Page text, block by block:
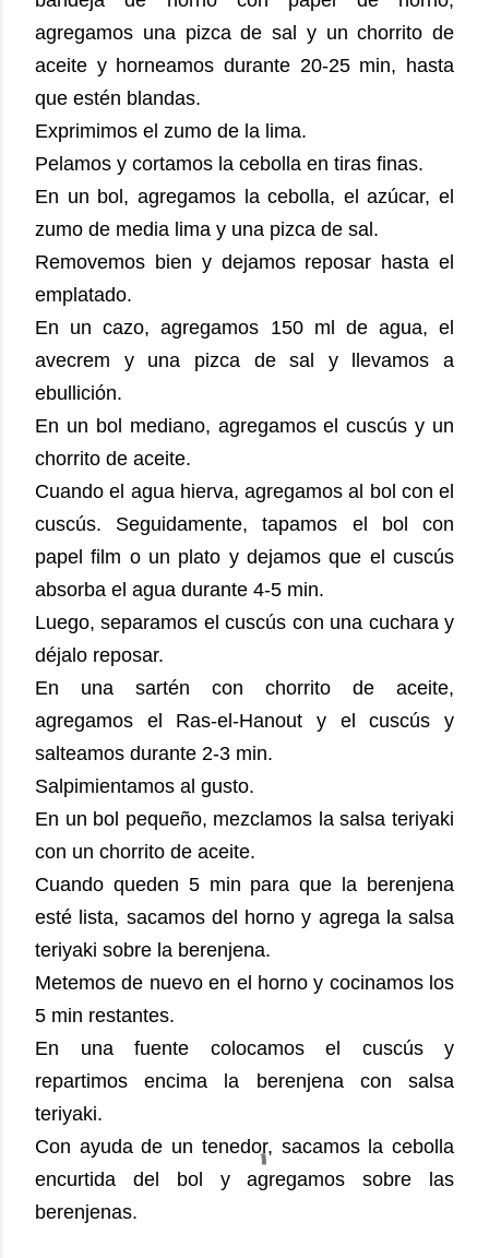
agregamos una pizca de sal y un chorrito de
aceite y horneamos durante 20-25 min, hasta
que estén blandas.
Exprimimos el zumo de la lima.
Pelamos y cortamos la cebolla en tiras finas.
En un bol, agregamos la cebolla, el azúcar, el
zumo de media lima y una pizca de sal.
Removemos bien y dejamos reposar hasta el
emplatado.
En un cazo, agregamos 150 ml de agua, el
avecrem y una pizca de sal y llevamos a
ebullición.
En un bol mediano, agregamos el cuscús y un
chorrito de aceite.
Cuando el agua hierva, agregamos al bol con el
cuscús. Seguidamente, tapamos el bol con
papel film o un plato y dejamos que el cuscús
absorba el agua durante 4-5 min.
Luego, separamos el cuscús con una cuchara y
déjalo reposar.
En una sartén con chorrito de aceite,
agregamos el Ras-el-Hanout y el cuscús y
salteamos durante 2-3 min.
Salpimientamos al gusto.
En un bol pequeño, mezclamos la salsa teriyaki
con un chorrito de aceite.
Cuando queden 5 min para que la berenjena
esté lista, sacamos del horno y agrega la salsa
teriyaki sobre la berenjena.
Metemos de nuevo en el horno y cocinamos los
5 min restantes.
En una fuente colocamos el cuscús y
repartimos encima la berenjena con salsa
teriyaki.
Con ayuda de un tenedor, sacamos la cebolla
encurtida del bol y agregamos sobre las
berenjenas.